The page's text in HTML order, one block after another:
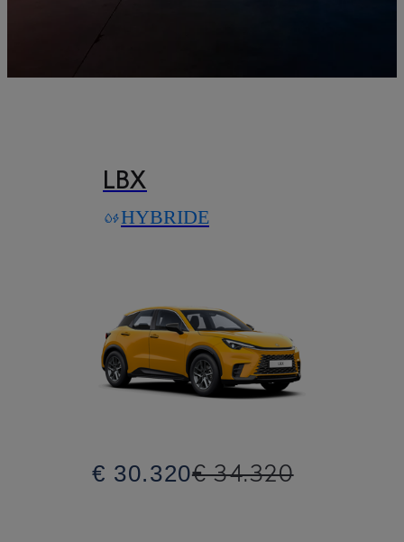
LBX
HYBRIDE
€ 30.320€ 34.320